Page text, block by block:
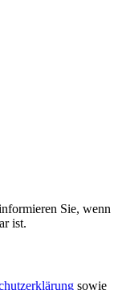
Sie, wenn
ist.
sowie